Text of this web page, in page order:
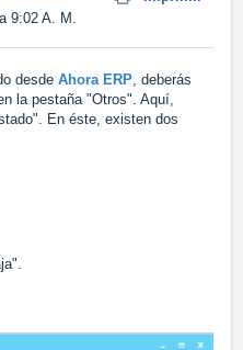
9:02 A. M.
desde Ahora ERP, deberás
la pestaña "Otros". Aquí,
En éste, existen dos